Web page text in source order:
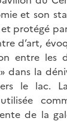
et son
protégé
d’art,
entre les
dans la
le lac.
de la